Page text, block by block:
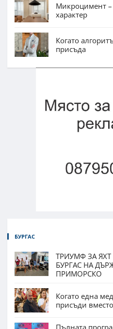
Микроцимент
характер
Когато
присъда
БУРГАС
ТРИУМФ ЗА
БУРГАС НА
ПРИМОРСКО
Когато една
присъди
Пълната